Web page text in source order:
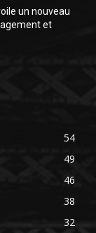
un nouveau
et
54
49
46
38
32